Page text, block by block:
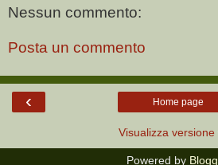
Nessun commento:
Posta un commento
‹ Home page
Visualizza versione
Powered by